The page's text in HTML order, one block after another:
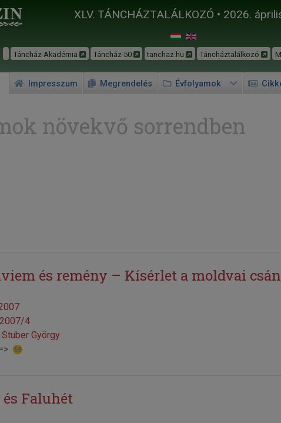
XLV. TÁNCHÁZTALÁLKOZÓ • 2026.
Táncház Akadémia Táncház 50 tanchaz.hu Táncháztalálkozó
Impresszum Megrendelés Évfolyamok
növekvő sorrendben
és remény – Kísérlet a moldvai
2007/4
Stuber György
és Faluhét